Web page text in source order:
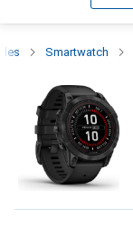
Smartwatch